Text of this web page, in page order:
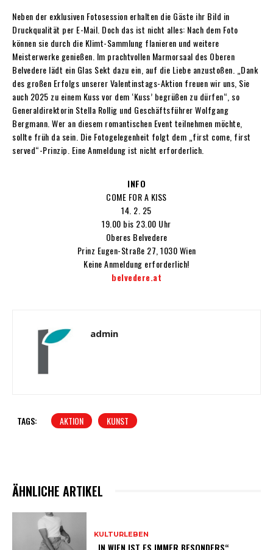
Neben der exklusiven Fotosession erhalten die Gäste ihr Bild in
Druckqualität per E-Mail. Doch das ist nicht alles: Nach dem Foto
können sie durch die Klimt-Sammlung flanieren und weitere
Meisterwerke genießen. Im prachtvollen Marmorsaal des Oberen
Belvedere lädt ein Glas Sekt dazu ein, auf die Liebe anzustoßen. „Dank
des großen Erfolgs unserer Valentinstags-Aktion freuen wir uns, Sie
auch 2025 zu einem Kuss vor dem ‘Kuss’ begrüßen zu dürfen“, so
Generaldirektorin Stella Rollig und Geschäftsführer Wolfgang
Bergmann. Wer an diesem romantischen Event teilnehmen möchte,
sollte früh da sein. Die Fotogelegenheit folgt dem „first come, first
served“-Prinzip. Eine Anmeldung ist nicht erforderlich.
INFO
COME FOR A KISS
14. 2. 25
19.00 bis 23.00 Uhr
Oberes Belvedere
Prinz Eugen-Straße 27, 1030 Wien
Keine Anmeldung erforderlich!
belvedere.at
admin
TAGS: AKTION KUNST
ÄHNLICHE ARTIKEL
KULTURLEBEN